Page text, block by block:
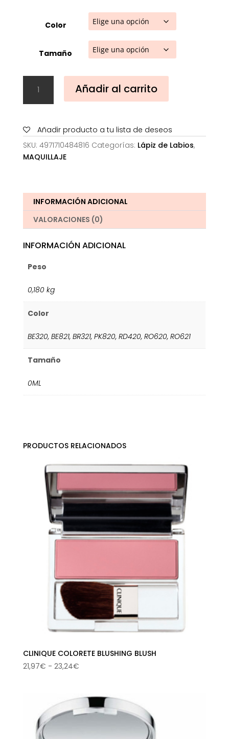
Color
Tamaño
Decorte
Lip
cantidad
Añadir al carrito
Añadir producto a tu lista de deseos
SKU: 4971710484816 Categorías: Lápiz de Labios,
MAQUILLAJE
INFORMACIÓN ADICIONAL
VALORACIONES (0)
INFORMACIÓN ADICIONAL
Peso
0,180 kg
Color
BE320, BE821, BR321, PK820, RD420, RO620, RO621
Tamaño
0ML
PRODUCTOS RELACIONADOS
CLINIQUE COLORETE BLUSHING BLUSH
21,97€ - 23,24€Rango
desde
21,97€